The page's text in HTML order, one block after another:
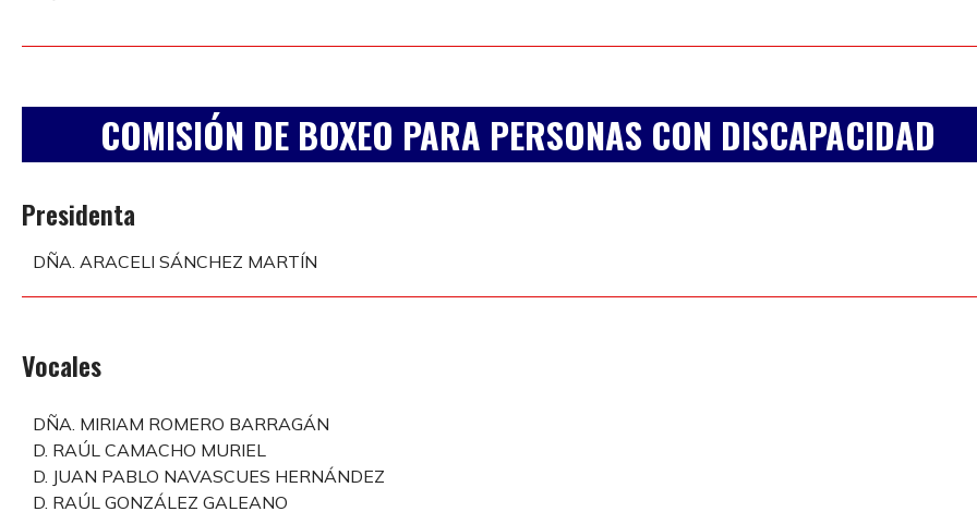
COMISIÓN DE BOXEO PARA PERSONAS CON DISCAPACIDAD
Presidenta
DÑA. ARACELI SÁNCHEZ MARTÍN
Vocales
DÑA. MIRIAM ROMERO BARRAGÁN
D. RAÚL CAMACHO MURIEL
D. JUAN PABLO NAVASCUES HERNÁNDEZ
D. RAÚL GONZÁLEZ GALEANO